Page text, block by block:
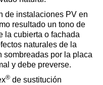
de instalaciones PV en
resultado un tono de
la cubierta o fachada
naturales de la
sombreadas por la placa
y debe preverse.
® de sustitución